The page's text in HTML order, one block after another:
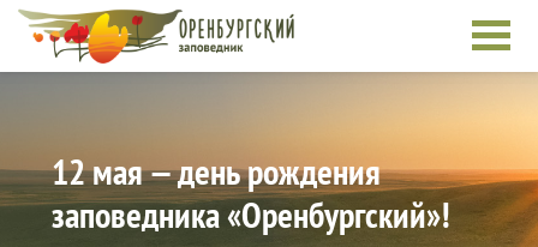
Перейти к основному содержанию
12 мая — день рождения
заповедника «Оренбургский»!